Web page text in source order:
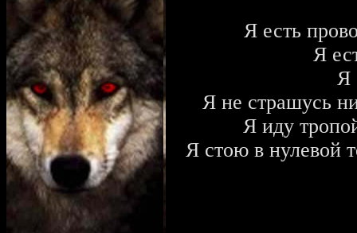
Я есть
Я
Я
Я не страшусь
Я иду
Я стою в нулевой